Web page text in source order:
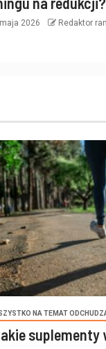
2026 Redaktor
NA TEMAT